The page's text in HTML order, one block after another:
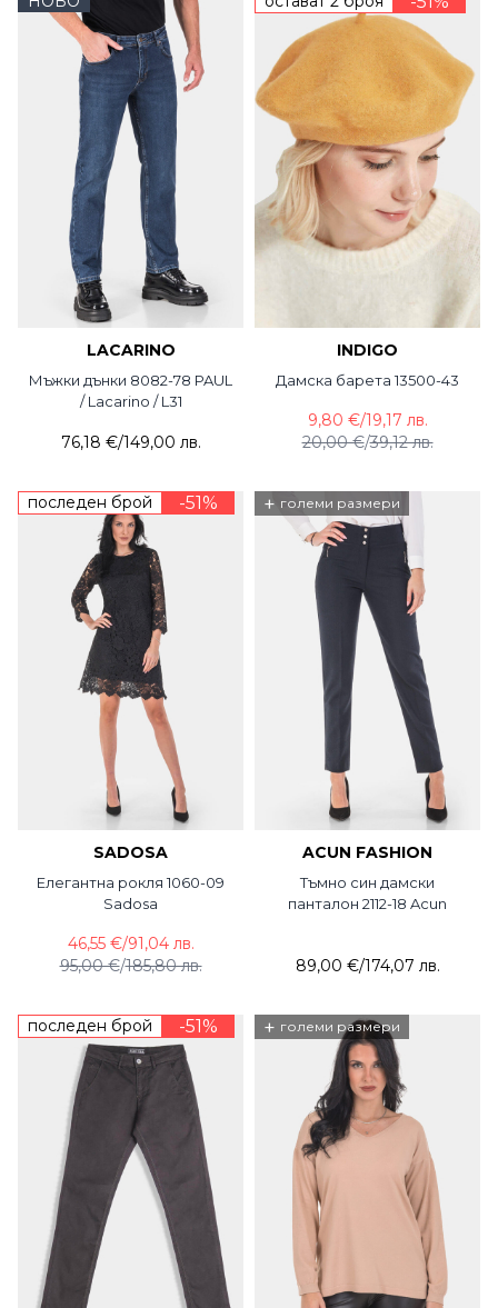
LACARINO
Мъжки дънки 8082-78 PAUL
/ Lacarino / L31
76,18 €/149,00 лв.
INDIGO
Дамска барета 13500-43
20,00 €/39,12 лв.
9,80 €/19,17 лв.
последен брой -51%
SADOSA
Елегантна рокля 1060-09
Sadosa
95,00 €/185,80 лв.
46,55 €/91,04 лв.
+ големи размери
ACUN FASHION
Тъмно син дамски
панталон 2112-18 Acun
89,00 €/174,07 лв.
последен брой -51% + големи размери